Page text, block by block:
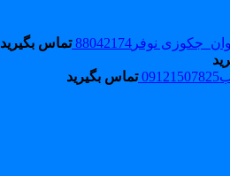
نوفر88042174
تماس بگیرید
تماس بگیرید